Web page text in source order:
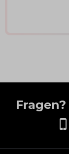
Fragen?